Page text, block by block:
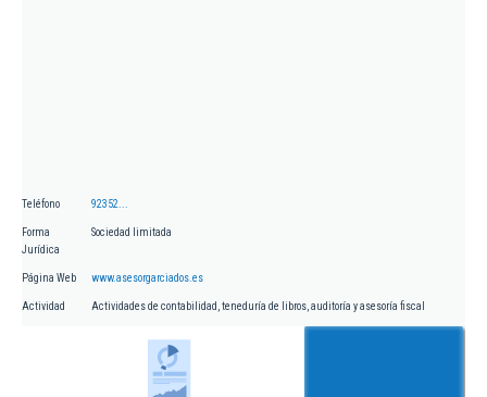
Teléfono 92352...
Forma
Jurídica
Sociedad limitada
Página Web www.asesorgarciados.es
Actividad Actividades de contabilidad, teneduría de libros, auditoría y asesoría fiscal